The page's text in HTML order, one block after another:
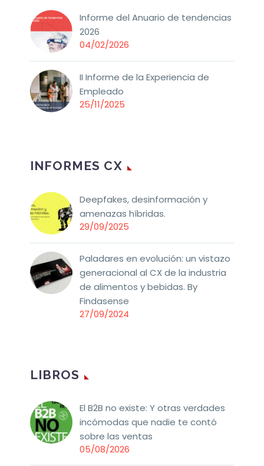
Informe del Anuario de tendencias
2026
04/02/2026
II Informe de la Experiencia de
Empleado
25/11/2025
INFORMES CX
Deepfakes, desinformación y
amenazas híbridas.
29/09/2025
Paladares en evolución: un vistazo
generacional al CX de la industria
de alimentos y bebidas. By
Findasense
27/09/2024
LIBROS
El B2B no existe: Y otras verdades
incómodas que nadie te contó
sobre las ventas
05/08/2026